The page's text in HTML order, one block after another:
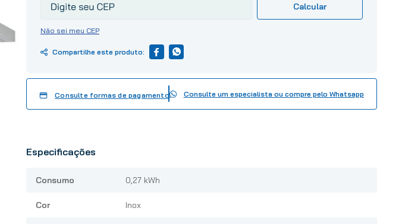
Não sei meu CEP
Consulte formas de pagamento Consulte um especialista ou compre pelo Whatsapp
Especificações
Consumo 0,27 kWh
Cor Inox